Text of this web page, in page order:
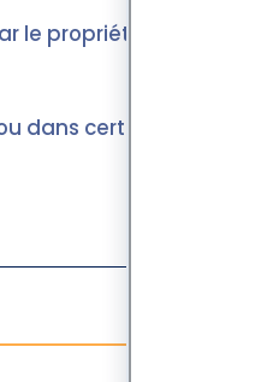
le propriétaire.
dans certains